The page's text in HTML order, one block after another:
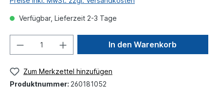
Verfügbar, Lieferzeit 2-3 Tage
In den Warenkorb
Zum Merkzettel hinzufügen
Produktnummer: 260181052